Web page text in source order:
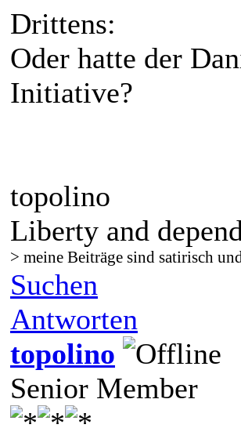
Drittens:
Oder hatte der
Initiative?
topolino
Liberty and
> meine Beiträge sind satirisch
Suchen
Antworten
topolino
Senior Member